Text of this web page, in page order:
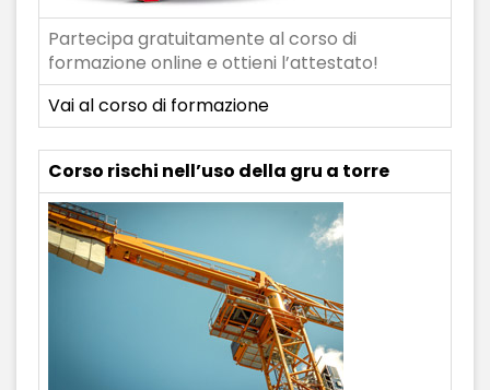
Partecipa gratuitamente al corso di
formazione online e ottieni l’attestato!
Vai al corso di formazione
Corso rischi nell’uso della gru a torre